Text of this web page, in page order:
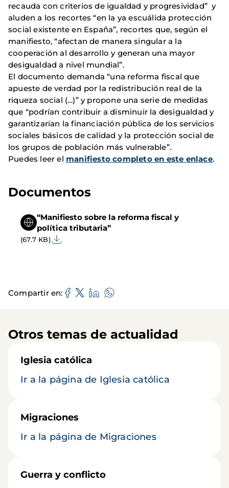
recauda con criterios de igualdad y progresividad” y
aluden a los recortes “en la ya escuálida protección
social existente en España”, recortes que, según el
manifiesto, “afectan de manera singular a la
cooperación al desarrollo y generan una mayor
desigualdad a nivel mundial”.
El documento demanda “una reforma fiscal que
apueste de verdad por la redistribución real de la
riqueza social (…)” y propone una serie de medidas
que “podrían contribuir a disminuir la desigualdad y
garantizarían la financiación pública de los servicios
sociales básicos de calidad y la protección social de
los grupos de población más vulnerable”.
Puedes leer el manifiesto completo en este enlace.
Documentos
“Manifiesto sobre la reforma fiscal y
política tributaria”
(67.7 KB)
Compartir en
Otros temas de actualidad
Iglesia católica
Ir a la página de Iglesia católica
Migraciones
Ir a la página de Migraciones
Guerra y conflicto